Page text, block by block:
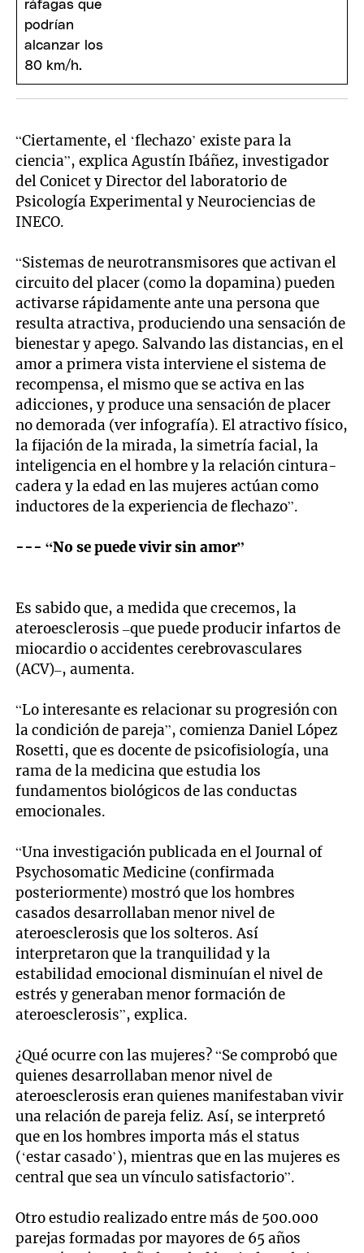
“Ciertamente, el ‘flechazo’ existe para la
ciencia”, explica Agustín Ibáñez, investigador
del Conicet y Director del laboratorio de
Psicología Experimental y Neurociencias de
INECO.
“Sistemas de neurotransmisores que activan el
circuito del placer (como la dopamina) pueden
activarse rápidamente ante una persona que
resulta atractiva, produciendo una sensación de
bienestar y apego. Salvando las distancias, en el
amor a primera vista interviene el sistema de
recompensa, el mismo que se activa en las
adicciones, y produce una sensación de placer
no demorada (ver infografía). El atractivo físico,
la fijación de la mirada, la simetría facial, la
inteligencia en el hombre y la relación cintura-
cadera y la edad en las mujeres actúan como
inductores de la experiencia de flechazo”.
--- “No se puede vivir sin amor”
Es sabido que, a medida que crecemos, la
ateroesclerosis –que puede producir infartos de
miocardio o accidentes cerebrovasculares
(ACV)–, aumenta.
“Lo interesante es relacionar su progresión con
la condición de pareja”, comienza Daniel López
Rosetti, que es docente de psicofisiología, una
rama de la medicina que estudia los
fundamentos biológicos de las conductas
emocionales.
“Una investigación publicada en el Journal of
Psychosomatic Medicine (confirmada
posteriormente) mostró que los hombres
casados desarrollaban menor nivel de
ateroesclerosis que los solteros. Así
interpretaron que la tranquilidad y la
estabilidad emocional disminuían el nivel de
estrés y generaban menor formación de
ateroesclerosis”, explica.
¿Qué ocurre con las mujeres? “Se comprobó que
quienes desarrollaban menor nivel de
ateroesclerosis eran quienes manifestaban vivir
una relación de pareja feliz. Así, se interpretó
que en los hombres importa más el status
(‘estar casado’), mientras que en las mujeres es
central que sea un vínculo satisfactorio”.
Otro estudio realizado entre más de 500.000
parejas formadas por mayores de 65 años